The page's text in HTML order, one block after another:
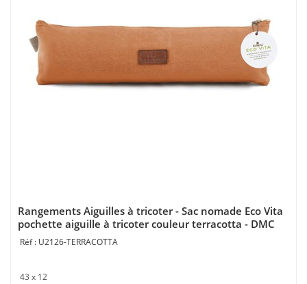
Rangements Aiguilles à tricoter - Sac nomade Eco Vita
pochette aiguille à tricoter couleur terracotta - DMC
U2126-TERRACOTTA
43 x 12